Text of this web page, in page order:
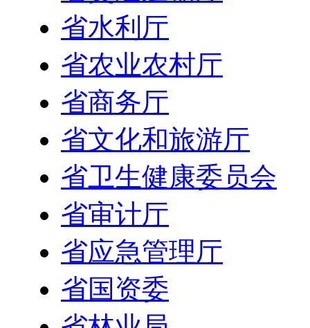
省交通运输厅
省水利厅
省农业农村厅
省商务厅
省文化和旅游厅
省卫生健康委员会
省审计厅
省应急管理厅
省国资委